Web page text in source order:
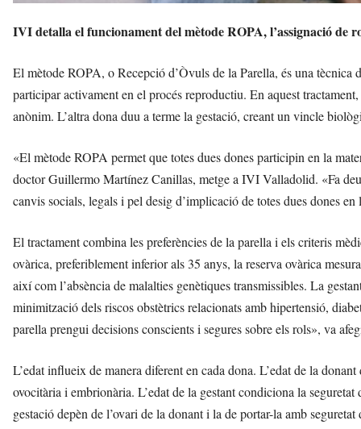
IVI detalla el funcionament del mètode ROPA, l’assignació de
El mètode ROPA, o Recepció d’Òvuls de la Parella, és una tècnica
participar activament en el procés reproductiu. En aquest
anònim. L’altra dona duu a terme la gestació, creant un vincle
«El mètode ROPA permet que totes dues dones participin en la
doctor Guillermo Martínez Canillas, metge a IVI Valladolid. «Fa
canvis socials, legals i pel desig d’implicació de totes dues dones
El tractament combina les preferències de la parella i els criteris
ovàrica, preferiblement inferior als 35 anys, la reserva ovàrica
així com l’absència de malalties genètiques transmissibles. La
minimització dels riscos obstètrics relacionats amb hipertensió,
parella prengui decisions conscients i segures sobre els rols», va
L’edat influeix de manera diferent en cada dona. L’edat de la
ovocitària i embrionària. L’edat de la gestant condiciona la
gestació depèn de l’ovari de la donant i la de portar-la amb